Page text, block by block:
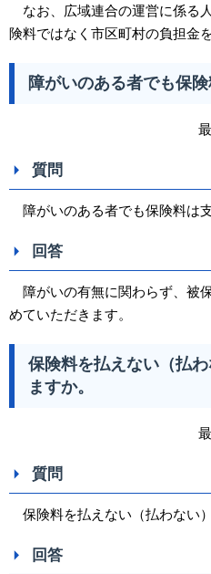
なお、広域連合の運営に係る
険料ではなく市区町村の負担金
障がいのある者でも保
質問
障がいのある者でも保険料は
回答
障がいの有無に関わらず、被
めていただきます。
保険料を払えない（払
ますか。
質問
保険料を払えない（払わない
回答